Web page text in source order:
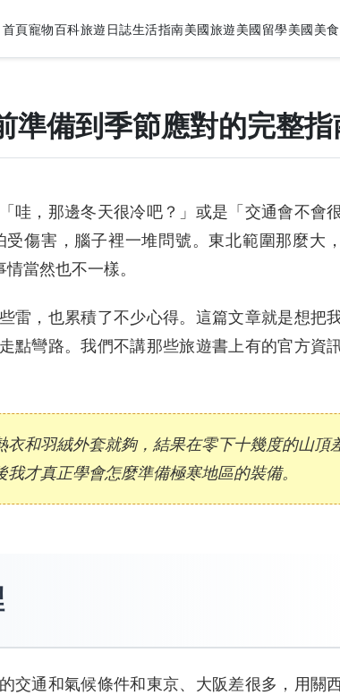
首頁寵物百科旅遊日誌生活指南美國旅遊美國留學美國美食
準備到季節應對的完整指
哇，那邊冬天很冷吧？」或是「交通會不會
傷害，腦子裡一堆問號。東北範圍那麼大
當然也不一樣。
雷，也累積了不少心得。這篇文章就是想把
點彎路。我們不講那些旅遊書上有的官方資
和羽絨外套就夠，結果在零下十幾度的山頂
才真正學會怎麼準備極寒地區的裝備。
交通和氣候條件和東京、大阪差很多，用關